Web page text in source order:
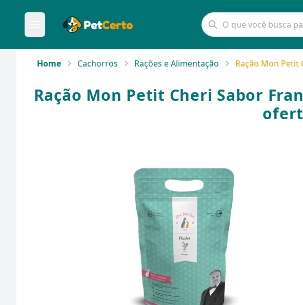
Home Cachorros Rações e Alimentação Ração Mon Petit
Ração Mon Petit Cheri Sabor